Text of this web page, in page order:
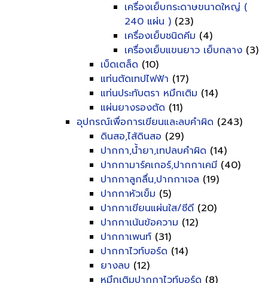
เครื่องเย็บกระดาษขนาดใหญ่ (
240 แผ่น ) (23)
เครื่องเย็บชนิดคีม (4)
เครื่องเย็บแขนยาว เย็บกลาง (3)
เบ็ดเตล็ด (10)
แท่นตัดเทปไฟฟ้า (17)
แท่นประทับตรา หมึกเติม (14)
แผ่นยางรองตัด (11)
อุปกรณ์เพื่อการเขียนและลบคำผิด (243)
ดินสอ,ไส้ดินสอ (29)
ปากกา,น้ำยา,เทปลบคำผิด (14)
ปากกามาร์คเกอร์,ปากกาเคมี (40)
ปากกาลูกลื่น,ปากกาเจล (19)
ปากกาหัวเข็ม (5)
ปากกาเขียนแผ่นใส/ซีดี (20)
ปากกาเน้นข้อความ (12)
ปากกาเพนท์ (31)
ปากกาไวท์บอร์ด (14)
ยางลบ (12)
หมึกเติมปากกาไวท์บอร์ด (8)